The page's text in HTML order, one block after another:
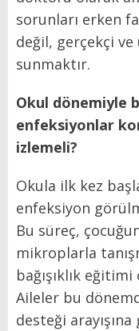
sorunları erken
değil, gerçekçi
sunmaktır.
Okul dönemiyle
enfeksiyonlar
izlemeli?
Okula ilk kez
enfeksiyon
Bu süreç,
mikroplarla
bağışıklık
Aileler bu
desteği arayışına